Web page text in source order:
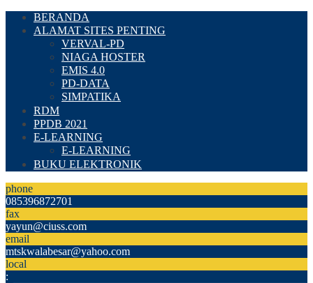
BERANDA
ALAMAT SITES PENTING
VERVAL-PD
NIAGA HOSTER
EMIS 4.0
PD-DATA
SIMPATIKA
RDM
PPDB 2021
E-LEARNING
E-LEARNING
BUKU ELEKTRONIK
phone
085396872701
fax
yayun@ciuss.com
email
mtskwalabesar@yahoo.com
local
: